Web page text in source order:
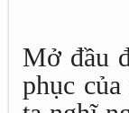
Mở đầu
phục